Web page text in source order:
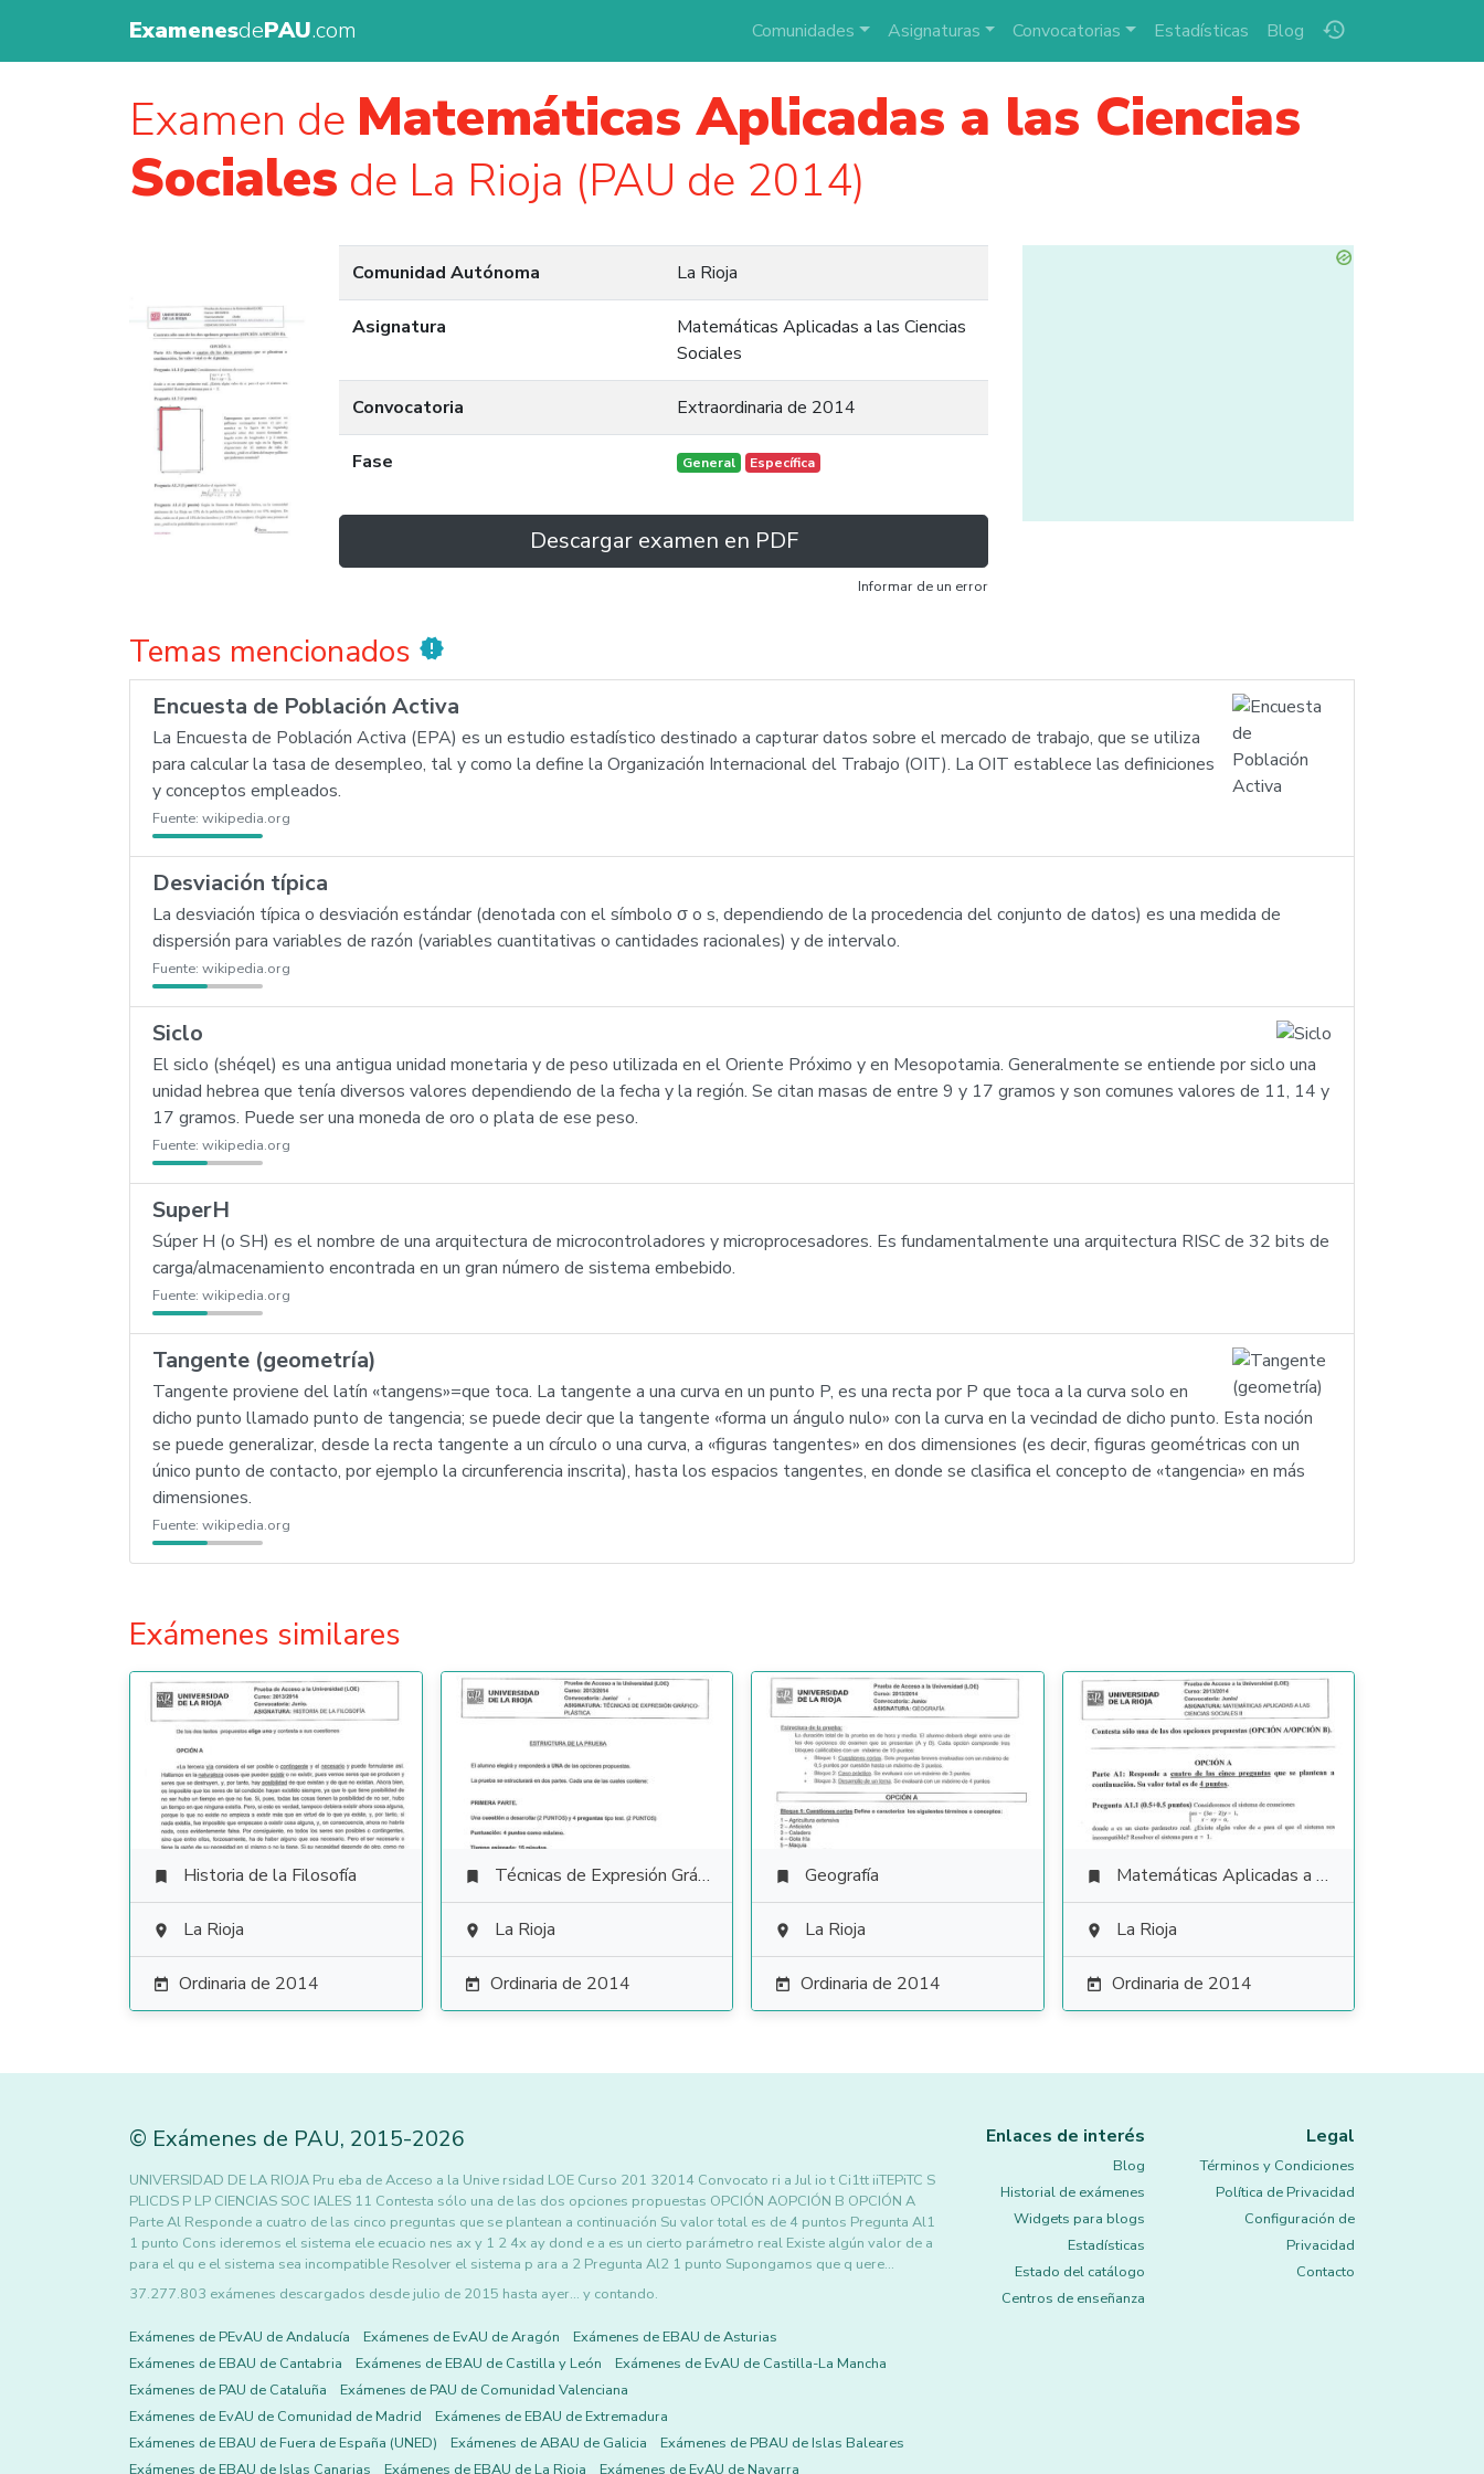
ExamenesdePAU.com history
Comunidades Asignaturas Convocatorias Estadísticas Blog
Examen de Matemáticas Aplicadas a las Ciencias
Sociales de La Rioja (PAU de 2014)
Comunidad Autónoma La Rioja
Asignatura
Matemáticas Aplicadas a las Ciencias
Sociales
Convocatoria Extraordinaria de 2014
Fase General Específica
Descargar examen en PDF
Informar de un error
Temas mencionados new_releases
Encuesta de Población Activa
La Encuesta de Población Activa (EPA) es un estudio estadístico destinado a capturar datos sobre el mercado de trabajo, que se utiliza
para calcular la tasa de desempleo, tal y como la define la Organización Internacional del Trabajo (OIT). La OIT establece las definiciones
y conceptos empleados.
Fuente: wikipedia.org
Desviación típica
La desviación típica o desviación estándar (denotada con el símbolo σ o s, dependiendo de la procedencia del conjunto de datos) es una medida de
dispersión para variables de razón (variables cuantitativas o cantidades racionales) y de intervalo.
Fuente: wikipedia.org
Siclo
El siclo (shéqel) es una antigua unidad monetaria y de peso utilizada en el Oriente Próximo y en Mesopotamia. Generalmente se entiende por siclo una
unidad hebrea que tenía diversos valores dependiendo de la fecha y la región. Se citan masas de entre 9 y 17 gramos y son comunes valores de 11, 14 y
17 gramos. Puede ser una moneda de oro o plata de ese peso.
Fuente: wikipedia.org
SuperH
Súper H (o SH) es el nombre de una arquitectura de microcontroladores y microprocesadores. Es fundamentalmente una arquitectura RISC de 32 bits de
carga/almacenamiento encontrada en un gran número de sistema embebido.
Fuente: wikipedia.org
Tangente (geometría)
Tangente proviene del latín «tangens»=que toca. La tangente a una curva en un punto P, es una recta por P que toca a la curva solo en
dicho punto llamado punto de tangencia; se puede decir que la tangente «forma un ángulo nulo» con la curva en la vecindad de dicho punto. Esta noción
se puede generalizar, desde la recta tangente a un círculo o una curva, a «figuras tangentes» en dos dimensiones (es decir, figuras geométricas con un
único punto de contacto, por ejemplo la circunferencia inscrita), hasta los espacios tangentes, en donde se clasifica el concepto de «tangencia» en más
dimensiones.
Fuente: wikipedia.org
Exámenes similares
 Historia de la Filosofía
 La Rioja
 Ordinaria de 2014
 Técnicas de Expresión Gráfico Plástica
 La Rioja
 Ordinaria de 2014
 Geografía
 La Rioja
 Ordinaria de 2014
 Matemáticas Aplicadas a las Ciencias Sociales
 La Rioja
 Ordinaria de 2014
© Exámenes de PAU, 2015-2026
UNIVERSIDAD DE LA RIOJA Pru eba de Acceso a la Unive rsidad LOE Curso 201 32014 Convocato ri a Jul io t Ci1tt iiTEPiTC S
PLICDS P LP CIENCIAS SOC IALES 11 Contesta sólo una de las dos opciones propuestas OPCIÓN AOPCIÓN B OPCIÓN A
Parte Al Responde a cuatro de las cinco preguntas que se plantean a continuación Su valor total es de 4 puntos Pregunta Al1
1 punto Cons ideremos el sistema ele ecuacio nes ax y 1 2 4x ay dond e a es un cierto parámetro real Existe algún valor de a
para el qu e el sistema sea incompatible Resolver el sistema p ara a 2 Pregunta Al2 1 punto Supongamos que q uere…
37.277.803 exámenes descargados desde julio de 2015 hasta ayer... y contando.
Exámenes de PEvAU de Andalucía Exámenes de EvAU de Aragón
Exámenes de EBAU de Asturias
Exámenes de EBAU de Cantabria
Exámenes de EBAU de Castilla y León
Exámenes de EvAU de Castilla-La Mancha
Exámenes de PAU de Cataluña
Exámenes de PAU de Comunidad Valenciana
Exámenes de EvAU de Comunidad de Madrid
Exámenes de EBAU de Extremadura
Exámenes de EBAU de Fuera de España (UNED)
Exámenes de ABAU de Galicia
Exámenes de PBAU de Islas Baleares
Exámenes de EBAU de Islas Canarias
Exámenes de EBAU de La Rioja Exámenes de EvAU de Navarra
Enlaces de interés
Blog
Historial de exámenes
Widgets para blogs
Estadísticas
Estado del catálogo
Centros de enseñanza
Legal
Términos y Condiciones
Política de Privacidad
Configuración de
Privacidad
Contacto